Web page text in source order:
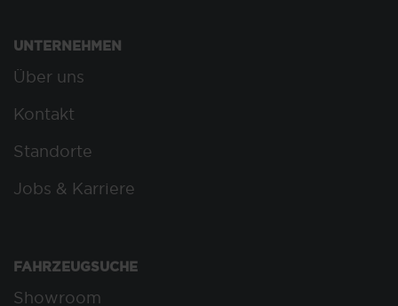
UNTERNEHMEN
Über uns
Kontakt
Standorte
Jobs & Karriere
FAHRZEUGSUCHE
Showroom